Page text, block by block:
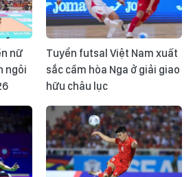
nữ
ngôi
Tuyển futsal Việt Nam xuất
sắc cầm hòa Nga ở giải giao
hữu châu lục